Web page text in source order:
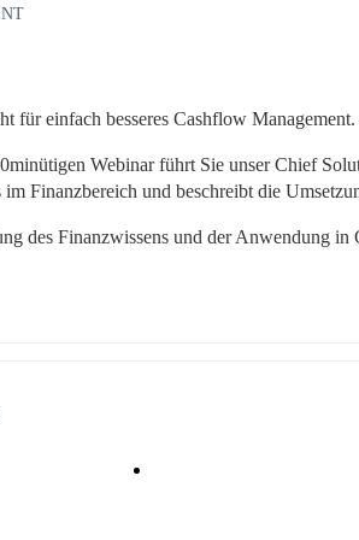
für einfach besseres Cashflow Management.
Webinar führt Sie unser Chief
im Finanzbereich und beschreibt die
des Finanzwissens und der Anwendung